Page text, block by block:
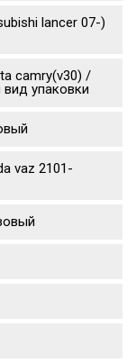
lancer 07-)
camry(v30) /
упаковки
vaz 2101-